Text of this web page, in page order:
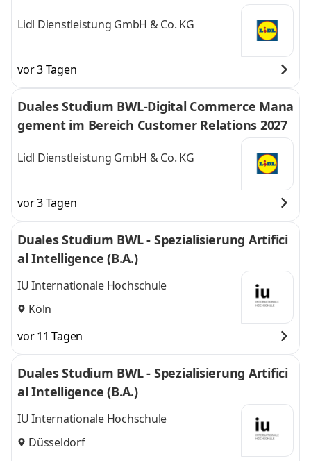
Lidl Dienstleistung GmbH & Co. KG
vor 3 Tagen
Duales Studium BWL-Digital Commerce Mana
gement im Bereich Customer Relations 2027
Lidl Dienstleistung GmbH & Co. KG
vor 3 Tagen
Duales Studium BWL - Spezialisierung Artifici
al Intelligence (B.A.)
IU Internationale Hochschule
Köln
vor 11 Tagen
Duales Studium BWL - Spezialisierung Artifici
al Intelligence (B.A.)
IU Internationale Hochschule
Düsseldorf